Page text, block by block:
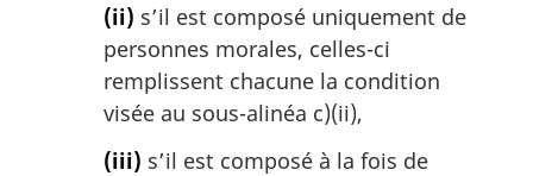
(ii) s’il est composé uniquement de
personnes morales, celles-ci
remplissent chacune la condition
visée au sous-alinéa c)(ii),
(iii) s’il est composé à la fois de